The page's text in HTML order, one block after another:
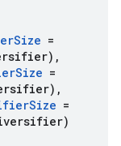
Size =
,
Size =
,
Size =